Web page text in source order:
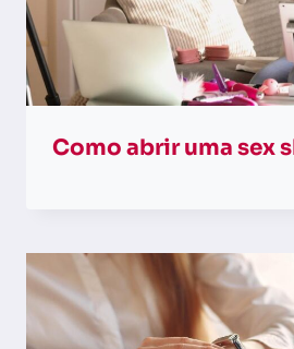
Como abrir uma sex